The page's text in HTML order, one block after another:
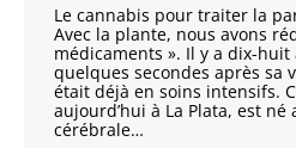
Le cannabis pour traiter la
Avec la plante, nous avons
médicaments ». Il y a dix-huit
quelques secondes après sa
était déjà en soins intensifs.
aujourd’hui à La Plata, est né
cérébrale…